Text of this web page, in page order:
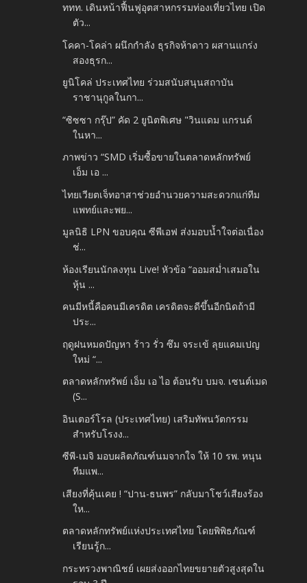
ททท. เดินหน้าฟื้นฟูอุตสาหกรรมท่องเที่ยวไทย เปิด
ตัว...
โคคา-โคล่า ผนึกกำลัง ธุรกิจห้าดาว ผสานแกร่ง
สองธุรก...
ยูนิโคล่ ประเทศไทย ร่วมสนับสนุนสถาบัน
ราชานุกูลในกา...
“ซิซซา กรุ๊ป” คัด 2 ยูนิตพิเศษ "วินแดม แกรนด์
ในหา...
ภาพข่าว “SMD เริ่มซื้อขายในตลาดหลักทรัพย์
เอ็ม เอ ...
ไทยเวียตเจ็ทอาสาช่วยอำนวยความสะดวกแก่ทีม
แพทย์และพย...
มูลนิธิ LPN ขอบคุณ ซีพีเอฟ ส่งมอบน้ำใจต่อเนื่อง
ช่...
ห้องเรียนนักลงทุน Live! หัวข้อ “ออมสม่ำเสมอใน
หุ้น ...
คนมีหนี้คือคนมีเครดิต เครดิตจะดีขึ้นอีกนิดถ้ามี
ประ...
ฤดูฝนหมดปัญหา ร้าว รั่ว ซึม จระเข้ ลุยแคมเปญ
ใหม่ “...
ตลาดหลักทรัพย์ เอ็ม เอ ไอ ต้อนรับ บมจ. เซนต์เมด
(S...
อินเตอร์โรล (ประเทศไทย) เสริมทัพนวัตกรรม
สำหรับโรงง...
ซีพี-เมจิ มอบผลิตภัณฑ์นมจากใจ ให้ 10 รพ. หนุน
ทีมแพ...
เสียงที่คุ้นเคย ! “ปาน-ธนพร” กลับมาโชว์เสียงร้อง
ให...
ตลาดหลักทรัพย์แห่งประเทศไทย โดยพิพิธภัณฑ์
เรียนรู้ก...
กระทรวงพาณิชย์ เผยส่งออกไทยขยายตัวสูงสุดใน